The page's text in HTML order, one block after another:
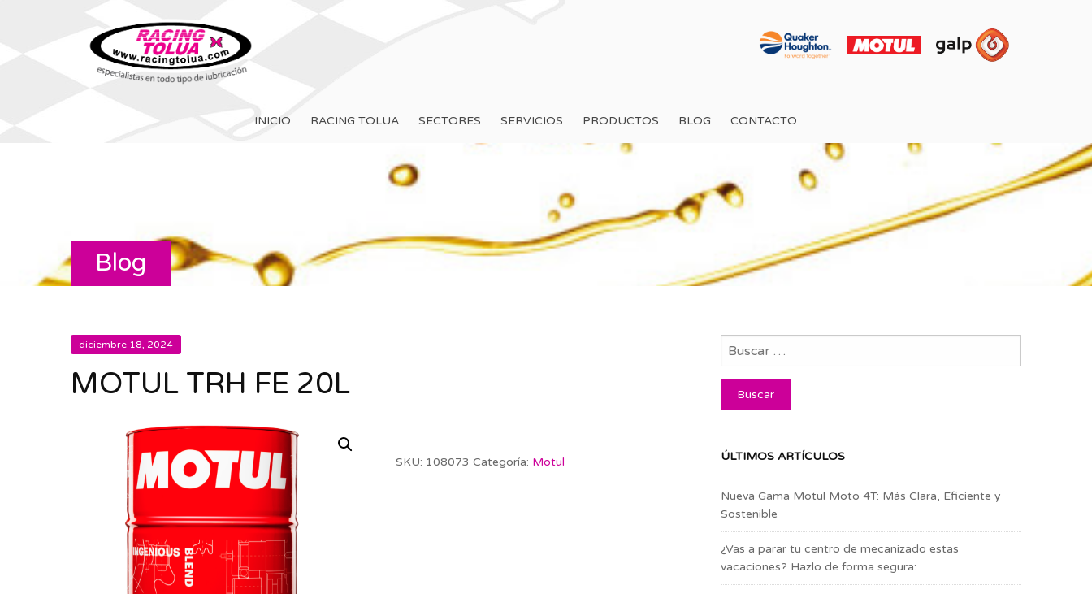
INICIO RACING TOLUA SECTORES SERVICIOS PRODUCTOS BLOG CONTACTO
Blog
diciembre 18, 2024
MOTUL TRH FE 20L
SKU: 108073 Categoría: Motul ÚLTIMOS ARTÍCULOS
Nueva Gama Motul Moto 4T: Más Clara, Eficiente y
Sostenible
¿Vas a parar tu centro de mecanizado estas
vacaciones? Hazlo de forma segura: